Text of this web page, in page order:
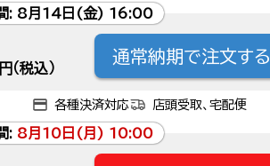
: 8月14日(金) 16:00
（税込）
通常納期で注文する
各種決済対応 店頭受取、宅配便
: 8月10日(月) 10:00